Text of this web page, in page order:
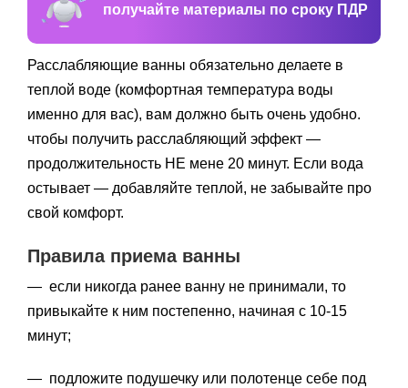
получайте материалы по сроку ПДР
Расслабляющие ванны обязательно делаете в
теплой воде (комфортная температура воды
именно для вас), вам должно быть очень удобно.
чтобы получить расслабляющий эффект —
продолжительность НЕ мене 20 минут. Если вода
остывает — добавляйте теплой, не забывайте про
свой комфорт.
Правила приема ванны
— если никогда ранее ванну не принимали, то
привыкайте к ним постепенно, начиная с 10-15
минут;
— подложите подушечку или полотенце себе под